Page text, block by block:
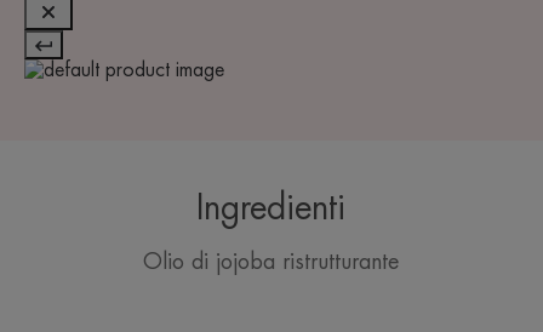
Ingredienti
Olio di jojoba ristrutturante